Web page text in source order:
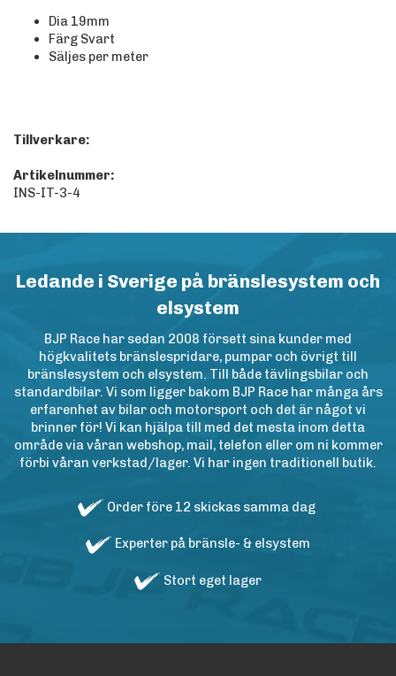
Dia 19mm
Färg Svart
Säljes per meter
Tillverkare:
Artikelnummer:
INS-IT-3-4
Ledande i Sverige på bränslesystem och
elsystem
BJP Race har sedan 2008 försett sina kunder med
högkvalitets bränslespridare, pumpar och övrigt till
bränslesystem och elsystem. Till både tävlingsbilar och
standardbilar. Vi som ligger bakom BJP Race har många års
erfarenhet av bilar och motorsport och det är något vi
brinner för! Vi kan hjälpa till med det mesta inom detta
område via våran webshop, mail, telefon eller om ni kommer
förbi våran verkstad/lager. Vi har ingen traditionell butik.
Order före 12 skickas samma dag
Experter på bränsle- & elsystem
Stort eget lager